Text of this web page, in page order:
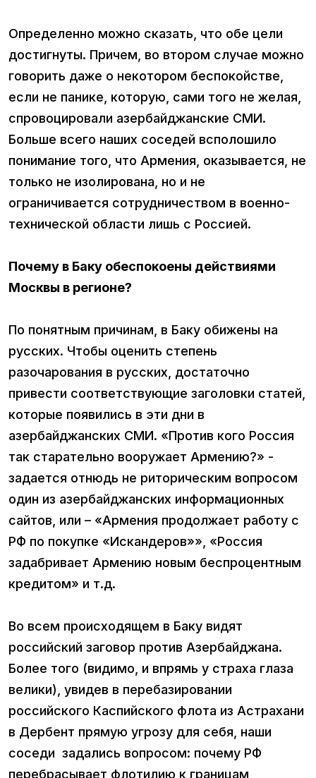
Определенно можно сказать, что обе цели
достигнуты. Причем, во втором случае можно
говорить даже о некотором беспокойстве,
если не панике, которую, сами того не желая,
спровоцировали азербайджанские СМИ.
Больше всего наших соседей всполошило
понимание того, что Армения, оказывается, не
только не изолирована, но и не
ограничивается сотрудничеством в военно-
технической области лишь с Россией.
Почему в Баку обеспокоены действиями
Москвы в регионе?
По понятным причинам, в Баку обижены на
русских. Чтобы оценить степень
разочарования в русских, достаточно
привести соответствующие заголовки статей,
которые появились в эти дни в
азербайджанских СМИ. «Против кого Россия
так старательно вооружает Армению?» -
задается отнюдь не риторическим вопросом
один из азербайджанских информационных
сайтов, или – «Армения продолжает работу с
РФ по покупке «Искандеров»», «Россия
задабривает Армению новым беспроцентным
кредитом» и т.д.
Во всем происходящем в Баку видят
российский заговор против Азербайджана.
Более того (видимо, и впрямь у страха глаза
велики), увидев в перебазировании
российского Каспийского флота из Астрахани
в Дербент прямую угрозу для себя, наши
соседи задались вопросом: почему РФ
перебрасывает флотилию к границам